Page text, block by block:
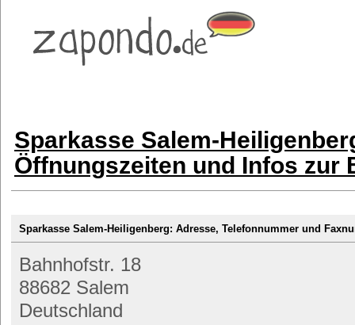
Sparkasse Salem-
Öffnungszeiten und Infos zur
Sparkasse Salem-Heiligenberg: Adresse, Telefonnummer und
Bahnhofstr. 18
88682 Salem
Deutschland